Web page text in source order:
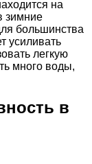
на
зимние
большинства
усиливать
легкую
много воды,
в